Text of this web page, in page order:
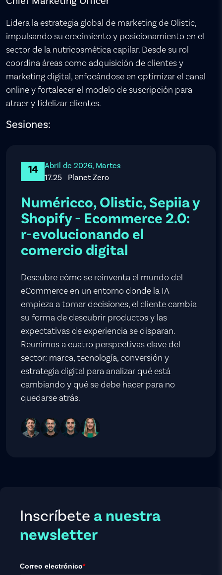
Lidera la estrategia global de marketing de Olistic,
impulsando su crecimiento y posicionamiento en el
sector de la nutricosmética capilar. Desde su rol
coordina áreas como adquisición de clientes y
marketing digital, enfocándose en optimizar el canal
online y fortalecer el modelo de suscripción para
atraer y fidelizar clientes.
Sesiones:
14
Abril de 2026, Martes
17.25
Planet Zero
Numéricco, Olistic, Sepiia y
Shopify - Ecommerce 2.0:
r-evolucionando el
comercio digital
Descubre cómo se reinventa el mundo del
eCommerce en un entorno donde la IA
empieza a tomar decisiones, el cliente cambia
su forma de descubrir productos y las
expectativas de experiencia se disparan.
Reunimos a cuatro perspectivas clave del
sector: marca, tecnología, conversión y
estrategia digital para analizar qué está
cambiando y qué se debe hacer para no
quedarse atrás.
Inscríbete a nuestra
newsletter
Correo electrónico*